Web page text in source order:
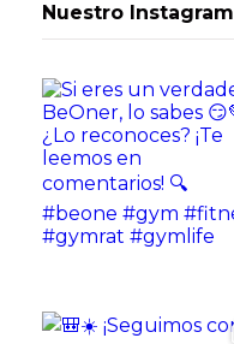
Nuestro Instagram